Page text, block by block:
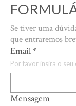
Se tiver uma
que entraremos
Email*
Por favor insira o seu
Mensagem